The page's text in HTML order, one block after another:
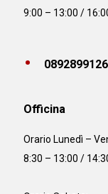
9:00 – 13:00 /
0892899126
Officina
Orario Lunedì –
8:30 – 13:00 /